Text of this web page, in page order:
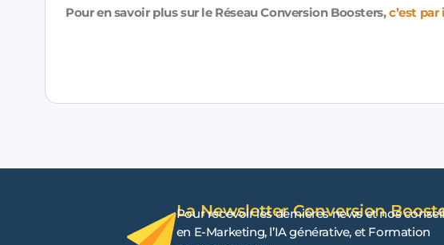
Pour en savoir plus sur le Réseau Conversion Boosters,c’est
La Newsletter Conversion
Pour recevoir les dernières news et nos
en E-Marketing, l’IA générative, et Formation